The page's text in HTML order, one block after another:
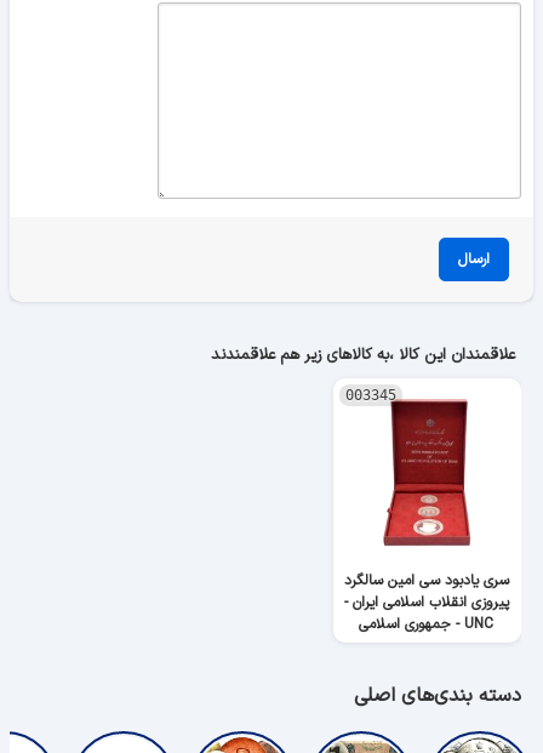
ارسال
علاقمندان این کالا ،به کالاهای زیر هم علاقمندند
003345
سری یادبود سی امین سالگرد
پیروزی انقلاب اسلامی ایران -
UNC - جمهوری اسلامی
دسته بندی‌های اصلی